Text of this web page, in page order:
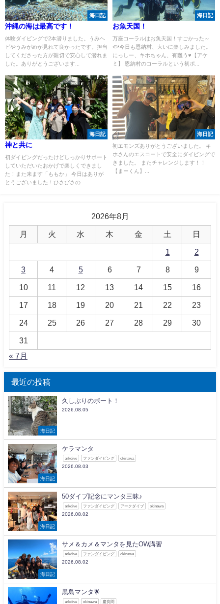
海日記
沖縄の海は最高です！
体験ダイビングで2本潜りました。うみヘ
ビやうみがめが見れて良かったです。担当
してくださった方が親切で安心して潜れま
した。ありがとうございます...
海日記
お魚天国！
万座コーラルはお魚天国！すごかった～
🐟今日も恩納村、大いに楽しみました。
にっしー、キホちゃん、有難う♥【アケ
ミ】 恩納村のコーラルという初ポ...
海日記
神と共に
初ダイビングだったけどしっかりサポート
していただいたおかげで楽しくできまし
た！また来ます「ももか」 今日はありが
とうございました！ひさびさの...
海日記
初エモンズありがとうございました。 キ
ホさんのエスコートで安全にダイビングで
きました。 またチャレンジします！！
【まーくん】...
2026年8月
月 火 水 木 金 土 日
1 2
3 4 5 6 7 8 9
10 11 12 13 14 15 16
17 18 19 20 21 22 23
24 25 26 27 28 29 30
31
« 7月
最近の投稿
海日記
久しぶりのボート！
2026.08.05
海日記
ケラマンタ
arkdive ファンダイビング okinawa
2026.08.03
海日記
50ダイブ記念にマンタ三昧♪
arkdive ファンダイビング アークダイブ okinawa
2026.08.02
海日記
サメ＆カメ＆マンタを見たOW講習
arkdive ファンダイビング okinawa
2026.08.02
黒島マンタ🌟
arkdive okinawa 慶良間